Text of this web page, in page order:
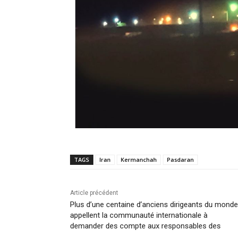
TAGS Iran Kermanchah Pasdaran
Article précédent
Plus d’une centaine d’anciens dirigeants du monde
appellent la communauté internationale à
demander des compte aux responsables des